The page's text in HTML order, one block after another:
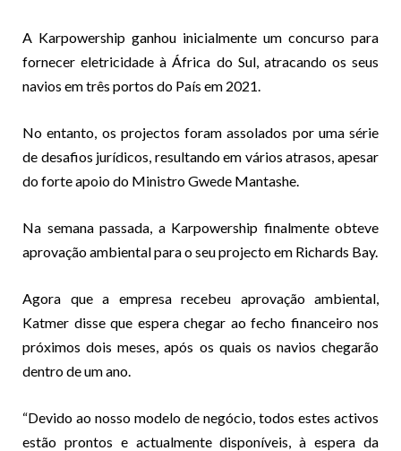
A Karpowership ganhou inicialmente um concurso para
fornecer eletricidade à África do Sul, atracando os seus
navios em três portos do País em 2021.
No entanto, os projectos foram assolados por uma série
de desafios jurídicos, resultando em vários atrasos, apesar
doforte apoiodo Ministro Gwede Mantashe.
Na semana passada, a Karpowership finalmente obteve
aprovação ambiental para o seu projecto em Richards Bay.
Agora que a empresa recebeu aprovação ambiental,
Katmer disse que espera chegar ao fecho financeiro nos
próximos dois meses, após os quais os navios chegarão
dentro de um ano.
“Devido ao nosso modelo de negócio, todos estes activos
estão prontos e actualmente disponíveis, à espera da